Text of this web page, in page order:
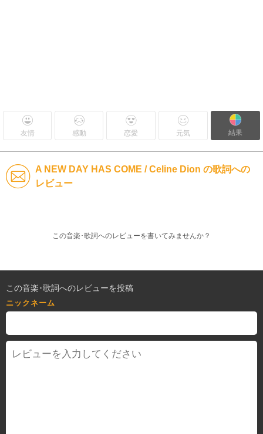
友情 感動 恋愛 元気 結果
A NEW DAY HAS COME / Celine Dion の歌詞への
レビュー
この音楽･歌詞へのレビューを書いてみませんか？
この音楽･歌詞へのレビューを投稿
ニックネーム